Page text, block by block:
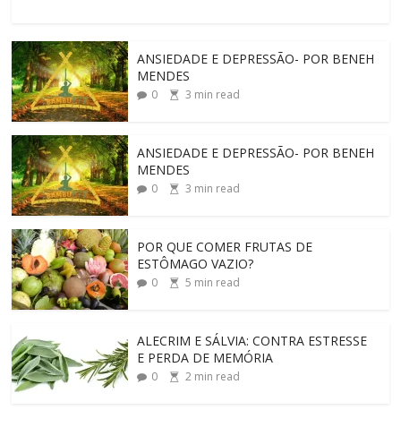
ANSIEDADE E DEPRESSÃO- POR BENEH
MENDES
0 3 min read
ANSIEDADE E DEPRESSÃO- POR BENEH
MENDES
0 3 min read
POR QUE COMER FRUTAS DE
ESTÔMAGO VAZIO?
0 5 min read
ALECRIM E SÁLVIA: CONTRA ESTRESSE
E PERDA DE MEMÓRIA
0 2 min read